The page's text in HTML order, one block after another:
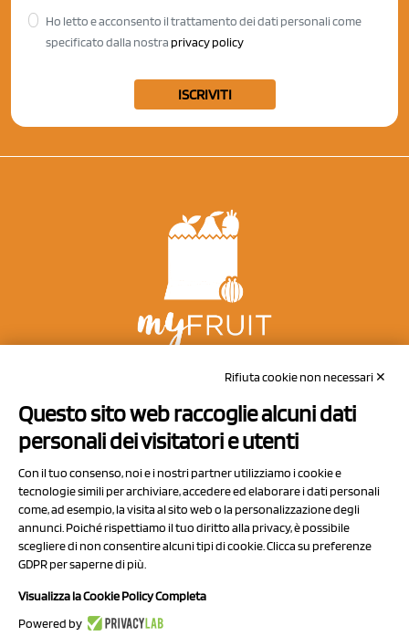
Ho letto e acconsento il trattamento dei dati personali come
specificato dalla nostra privacy policy
ISCRIVITI
NCX Drahorad srl
Via Prov.le Sassuolo Vignola 315/1
41057 Spilamberto (MO)
Italy
P.I/C.F. 01041460369
REA: MO 208553
Capitale sociale Euro 50.000,00 i.v.
Rifiuta cookie non necessari ✕
Questo sito web raccoglie alcuni dati
personali dei visitatori e utenti
Con il tuo consenso, noi e i nostri partner utilizziamo i cookie e
tecnologie simili per archiviare, accedere ed elaborare i dati personali
come, ad esempio, la visita al sito web o la personalizzazione degli
annunci. Poiché rispettiamo il tuo diritto alla privacy, è possibile
scegliere di non consentire alcuni tipi di cookie. Clicca su preferenze
GDPR per saperne di più.
Visualizza la Cookie Policy Completa
Powered by